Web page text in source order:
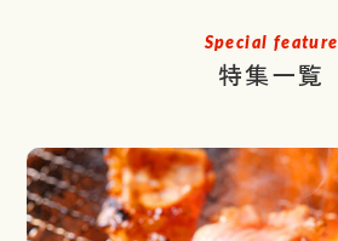
Special feature
特集一覧